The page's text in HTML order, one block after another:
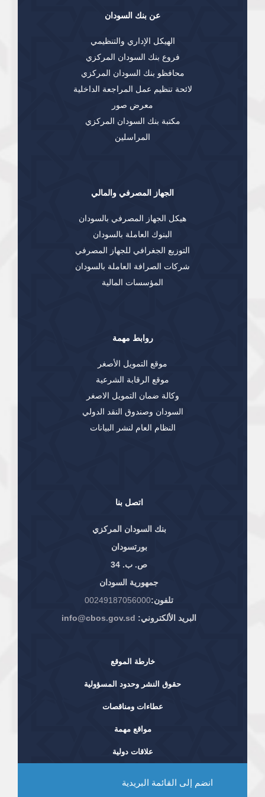
اتصل بنا
بنك السودان المركزي
بورتسودان
ص. ب. 34
جمهورية السودان
تلفون:00249187056000
البريد الألكتروني: info@cbos.gov.sd
عن بنك السودان
الهيكل الإداري والتنظيمي
فروع بنك السودان المركزي
محافظو بنك السودان المركزي
لائحة تنظيم عمل المراجعة الداخلية
معرض صور
مكتبة بنك السودان المركزي
المراسلين
الجهاز المصرفي والمالي
هيكل الجهاز المصرفي بالسودان
البنوك العاملة بالسودان
التوزيع الجغرافي للجهاز المصرفي
شركات الصرافة العاملة بالسودان
المؤسسات المالية
روابط مهمة
موقع التمويل الأصغر
موقع الرقابة الشرعية
وكالة ضمان التمويل الاصغر
السودان وصندوق النقد الدولي
النظام العام لنشر البيانات
خارطة الموقع
حقوق النشر وحدود المسؤولية
عطاءات ومناقصات
مواقع مهمة
علاقات دولية
انضم إلى القائمة البريدية